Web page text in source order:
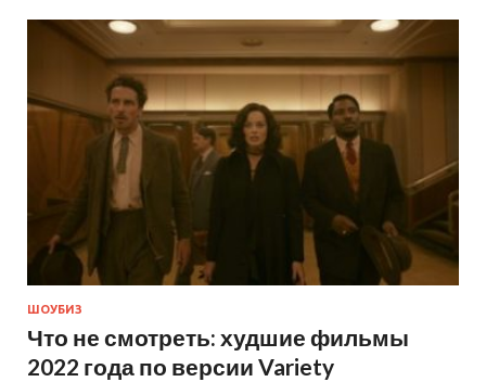
ШОУБИЗ
Что не смотреть: худшие фильмы
2022 года по версии Variety